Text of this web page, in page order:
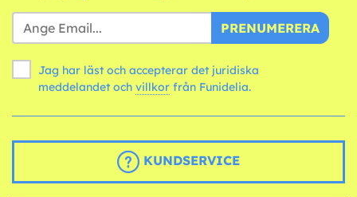
PRENUMERERA
Jag har läst och accepterar det juridiska
meddelandet och villkor från Funidelia.
KUNDSERVICE